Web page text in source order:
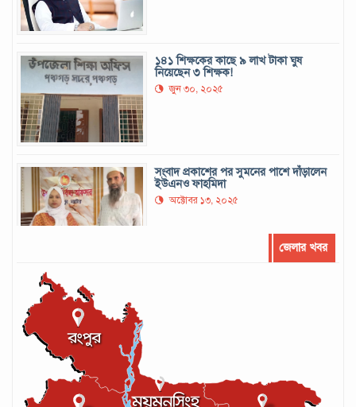
১৪১ শিক্ষকের কাছে ৯ লাখ টাকা ঘুষ
নিয়েছেন ৩ শিক্ষক!
জুন ৩০, ২০২৫
সংবাদ প্রকাশের পর সুমনের পাশে দাঁড়ালেন
ইউএনও ফাহমিদা
অক্টোবর ১৩, ২০২৫
লঙ্কান কোচকে ২০ বছরের জন্য নিষিদ্ধ ঘোষণা
সেপ্টেম্বর ২০, ২০২৪
জেলার খবর